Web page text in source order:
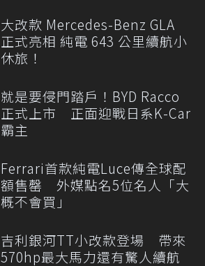
大改款 Mercedes-Benz GLA
正式亮相 純電 643 公里續航小
休旅！
就是要侵門踏戶！BYD Racco
正式上市 正面迎戰日系K-Car
霸主
Ferrari首款純電Luce傳全球配
額售罄 外媒點名5位名人「大
概不會買」
吉利銀河TT小改款登場 帶來
570hp最大馬力還有驚人續航